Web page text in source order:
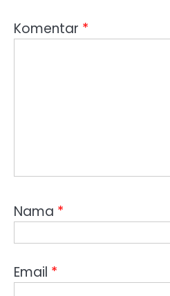
Komentar *
Nama *
Email *